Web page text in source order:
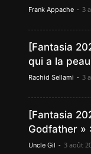
Frank Appache - 3
[Fantasia
qui a la
Rachid Sellami - 3
[Fantasia
Godfather »
Uncle Gil - 3 août